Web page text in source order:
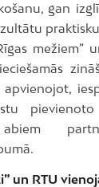
gan
mežiem”
apvienojot,
un RTU